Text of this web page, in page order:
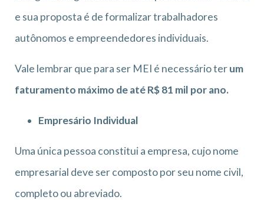
e sua proposta é de formalizar trabalhadores
autônomos e empreendedores individuais.
Vale lembrar que para ser MEI é necessário terum
faturamento máximo de até R$ 81 mil por ano.
Empresário Individual
Uma única pessoa constitui a empresa, cujo nome
empresarial deve ser composto por seu nome civil,
completo ou abreviado.